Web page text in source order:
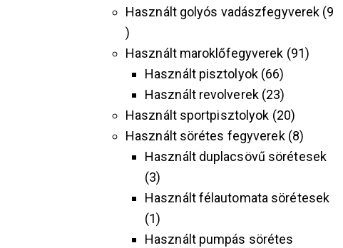
Használt golyós vadászfegyverek 9
Használt maroklőfegyverek 91
Használt pisztolyok 66
Használt revolverek 23
Használt sportpisztolyok 20
Használt sörétes fegyverek 8
Használt duplacsövű sörétesek
3
Használt félautomata sörétesek
1
Használt pumpás sörétes